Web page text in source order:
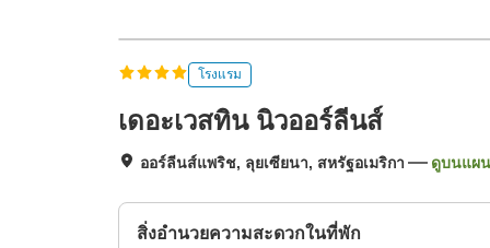
โรงแรม
เดอะเวสทิน นิวออร์ลีนส์
ออร์ลีนส์แพริช, ลุยเซียนา, สหรัฐอเมริกา ดูบนแผ
สิ่งอำนวยความสะดวกในที่พัก